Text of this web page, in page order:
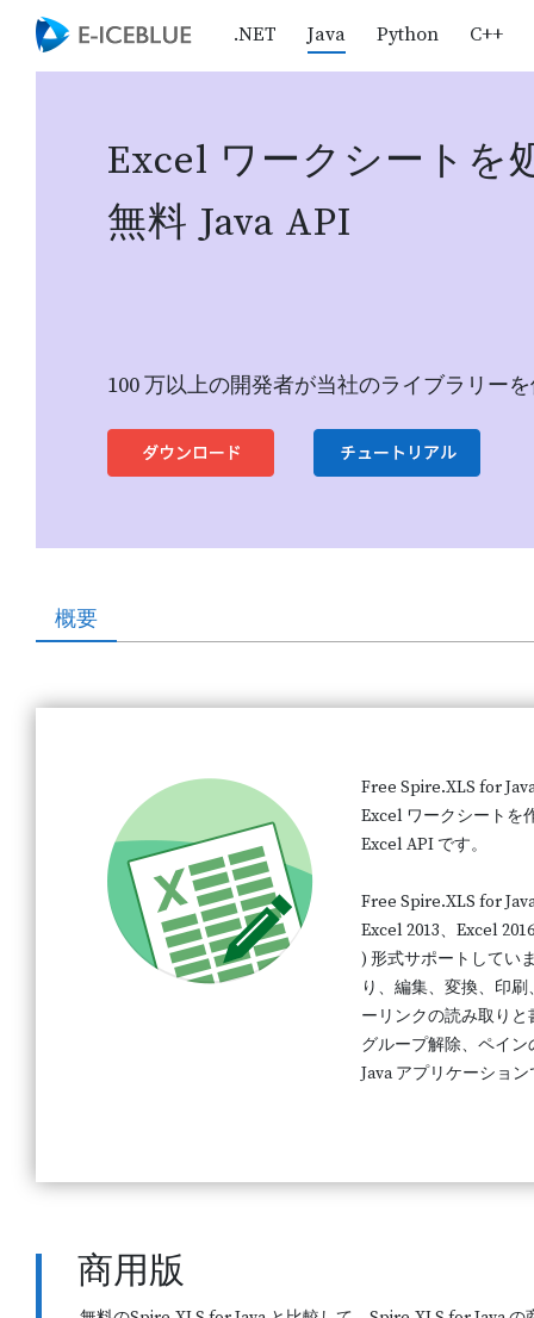
.NET Java Python C++
Excel ワークシートを
無料 Java API
100 万以上の開発者が当社のライブラリー
概要
Free Spire.XLS for
Excel ワークシートを
Excel API です。
Free Spire.XLS for
Excel 2013、Excel
) 形式サポートしてい
り、編集、変換、印
ーリンクの読み取り
グループ解除、ペイ
Java アプリケーショ
商用版